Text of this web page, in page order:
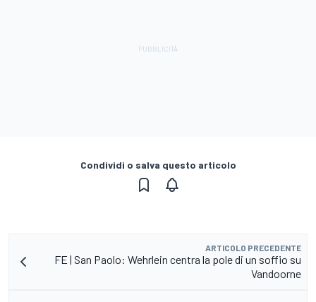
Condividi o salva questo articolo
ARTICOLO PRECEDENTE
FE | San Paolo: Wehrlein centra la pole di un soffio su
Vandoorne